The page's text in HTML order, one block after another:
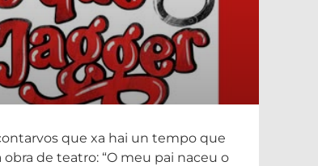
ano que Mick Jagger”
que xa hai un tempo que
de teatro: “O meu pai naceu o